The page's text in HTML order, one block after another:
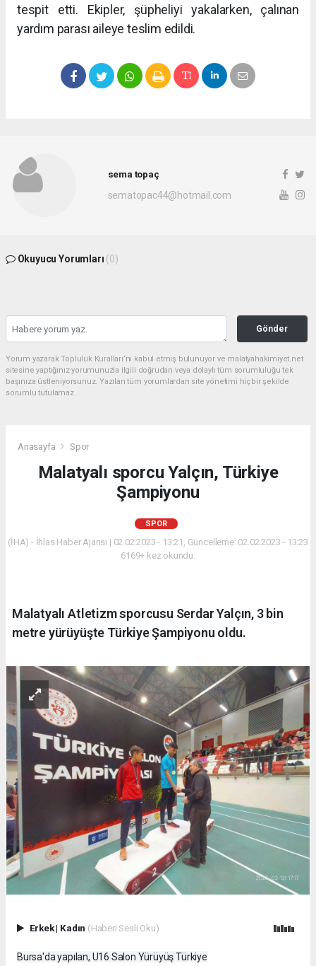
tespit etti. Ekipler, şüpheliyi yakalarken, çalınan
yardım parası aileye teslim edildi.
sema topaç
sematopac44@hotmail.com
Okuyucu Yorumları (0)
Gönder
Yorum yazarak Topluluk Kuralları’nı kabul etmiş bulunuyor ve malatyahakimiyet.net
sitesine yaptığınız yorumunuzla ilgili doğrudan veya dolaylı tüm sorumluluğu tek
başınıza üstleniyorsunuz. Yazılan tüm yorumlardan site yönetimi hiçbir şekilde
sorumlu tutulamaz.
Anasayfa Spor
Malatyalı sporcu Yalçın, Türkiye
Şampiyonu
SPOR
(İHA) - İhlas Haber Ajansı | 02.02.2023 - 13:21, Güncelleme: 02.02.2023 - 13:23
6169+ kez okundu.
Malatyalı Atletizm sporcusu Serdar Yalçın, 3 bin
metre yürüyüşte Türkiye Şampiyonu oldu.
Erkek| Kadın (Haberi Sesli Oku)
Bursa'da yapılan, U16 Salon Yürüyüş Türkiye